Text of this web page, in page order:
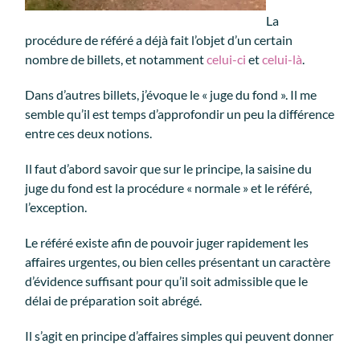
La
procédure de référé a déjà fait l’objet d’un certain
nombre de billets, et notammentcelui-ci etcelui-là.
Dans d’autres billets, j’évoque le « juge du fond ». Il me
semble qu’il est temps d’approfondir un peu la différence
entre ces deux notions.
Il faut d’abord savoir que sur le principe, la saisine du
juge du fond est la procédure « normale » et le référé,
l’exception.
Le référé existe afin de pouvoir juger rapidement les
affaires urgentes, ou bien celles présentant un caractère
d’évidence suffisant pour qu’il soit admissible que le
délai de préparation soit abrégé.
Il s’agit en principe d’affaires simples qui peuvent donner